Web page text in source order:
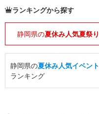
ランキングから探す
静岡県の夏休み人気夏祭り
静岡県の夏休み人気イベント
ランキング